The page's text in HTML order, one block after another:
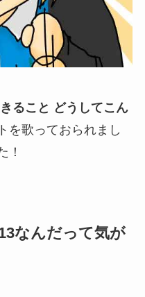
ること どうしてこん
を歌っておられまし
！
なんだって気が